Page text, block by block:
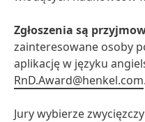
Zgłoszenia są
zainteresowane osoby
aplikację w języku
RnD.Award@henkel.com.
Jury wybierze